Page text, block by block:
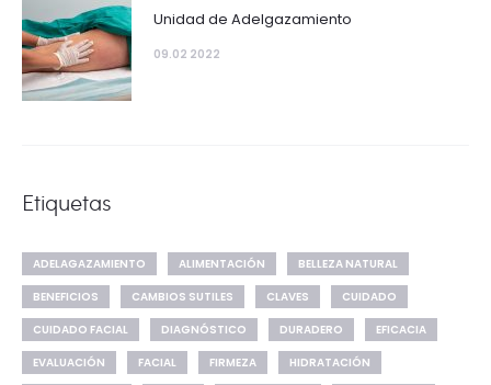
Unidad de Adelgazamiento
09.02 2022
Etiquetas
ADELAGAZAMIENTO ALIMENTACIÓN
BELLEZA NATURAL
BENEFICIOS
CAMBIOS SUTILES CLAVES
CUIDADO
CUIDADO FACIAL
DIAGNÓSTICO DURADERO
EFICACIA
EVALUACIÓN
FACIAL FIRMEZA
HIDRATACIÓN